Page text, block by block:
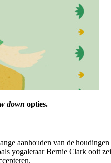
down opties.
aanhouden van de
yogaleraar Bernie Clark ooit